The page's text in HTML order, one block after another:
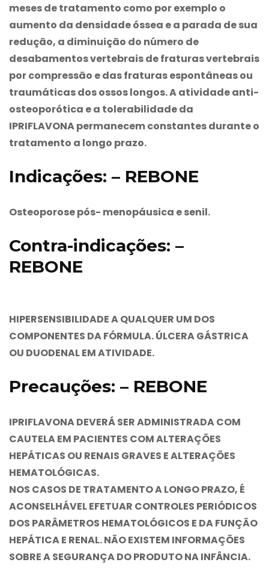
meses de tratamento como por exemplo o
aumento da densidade óssea e a parada de sua
redução, a diminuição do número de
desabamentos vertebrais de fraturas vertebrais
por compressão e das fraturas espontâneas ou
traumáticas dos ossos longos. A atividade anti-
osteoporótica e a tolerabilidade da
IPRIFLAVONA permanecem constantes durante o
tratamento a longo prazo.
Indicações: – REBONE
Osteoporose pós- menopáusica e senil.
Contra-indicações: –
REBONE
HIPERSENSIBILIDADE A QUALQUER UM DOS
COMPONENTES DA FÓRMULA. ÚLCERA GÁSTRICA
OU DUODENAL EM ATIVIDADE.
Precauções: – REBONE
IPRIFLAVONA DEVERÁ SER ADMINISTRADA COM
CAUTELA EM PACIENTES COM ALTERAÇÕES
HEPÁTICAS OU RENAIS GRAVES E ALTERAÇÕES
HEMATOLÓGICAS.
NOS CASOS DE TRATAMENTO A LONGO PRAZO, É
ACONSELHÁVEL EFETUAR CONTROLES PERIÓDICOS
DOS PARÂMETROS HEMATOLÓGICOS E DA FUNÇÃO
HEPÁTICA E RENAL. NÃO EXISTEM INFORMAÇÕES
SOBRE A SEGURANÇA DO PRODUTO NA INFÂNCIA.